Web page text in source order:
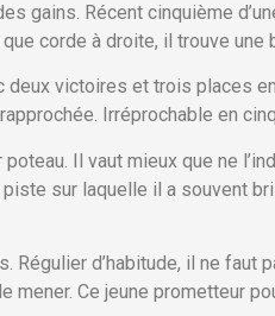
gains. Récent cinquième
corde à droite, il trouve
victoires et trois places
Irréprochable en
Il vaut mieux que ne
sur laquelle il a souvent
d’habitude, il ne faut
Ce jeune prometteur